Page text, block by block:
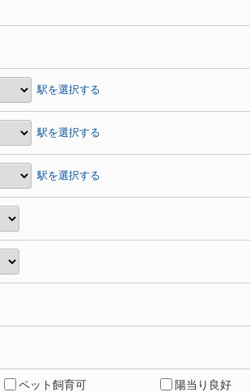
駅を選択する
駅を選択する
駅を選択する
ペット飼育可
陽当り良好